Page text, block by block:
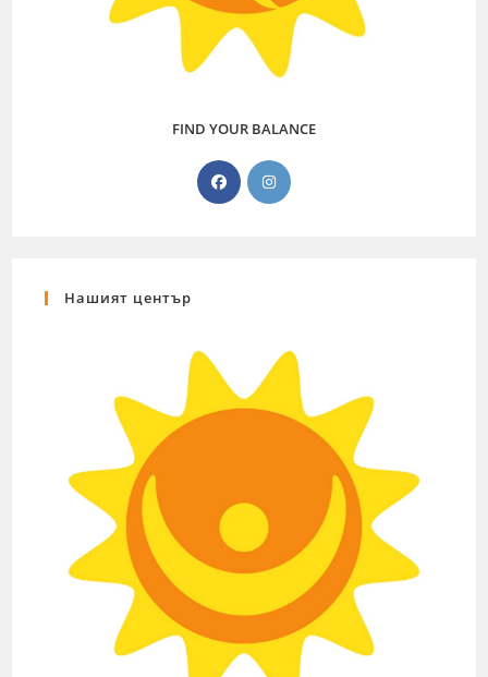
FIND YOUR BALANCE
Нашият център